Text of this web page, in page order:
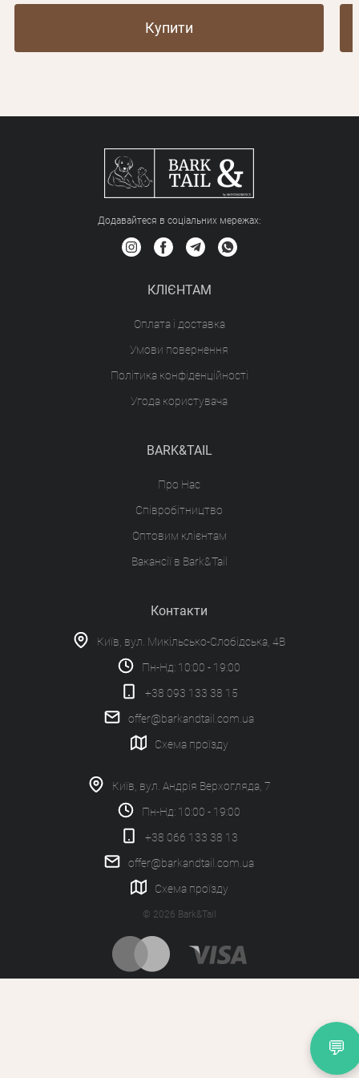
Купити
Додавайтеся в соціальних мережах:
КЛІЄНТАМ
Оплата і доставка
Умови повернення
Політика конфіденційності
Угода користувача
BARK&TAIL
Про Нас
Співробітництво
Оптовим клієнтам
Вакансії в Bark&Tail
Контакти
Київ, вул. Микільсько-Слобідська, 4В
Пн-Нд: 10:00 - 19:00
+38 093 133 38 15
offer@barkandtail.com.ua
Схема проїзду
Київ, вул. Андрія Верхогляда, 7
Пн-Нд: 10:00 - 19:00
+38 066 133 38 13
offer@barkandtail.com.ua
Схема проїзду
© 2026 Bark&Tail
💬